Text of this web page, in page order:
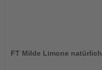
FT Milde Limone natürlich